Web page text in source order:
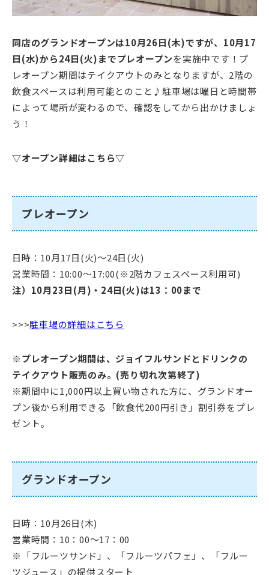
同店のグランドオープンは10月26日(木)ですが、10月17
日(水)から24日(火)までプレオープンを実施中です！プ
レオープン期間はテイクアウトのみとなりますが、2階の
飲食スペースは利用可能とのこと♪駐車場は曜日と時間帯
によって場所が変わるので、確認をしてから出かけましょ
う！
▽オープン詳細はこちら▽
プレオープン
日時：10月17日(火)～24日(火)
営業時間：10:00～17:00(※2階カフェスペース利用可)
注）10月23日(月)・24日(火)は13：00まで
>>>駐車場の詳細はこちら
※プレオープン期間は、ジョイフルサンドとドリンクの
テイクアウト販売のみ。(売り切れ次第終了)
※期間中に1,000円以上買い物された方に、グランドオー
プン後から利用できる「飲食代200円引き」割引券をプレ
ゼント。
グランドオープン
日時：10月26日(木)
営業時間：10：00～17：00
※「フルーツサンド」、「フルーツパフェ」、「フルー
ツジュース」の提供スタート